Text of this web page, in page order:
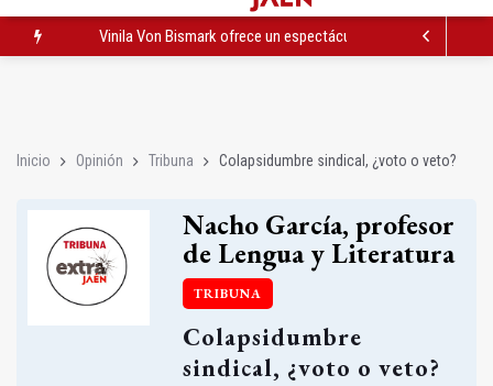
Vinila Von Bismark ofrece un espectáculo "rompedor" en el
Inicio Opinión Tribuna Colapsidumbre sindical, ¿voto o veto?
Nacho García, profesor
de Lengua y Literatura
TRIBUNA
Colapsidumbre
sindical, ¿voto o veto?